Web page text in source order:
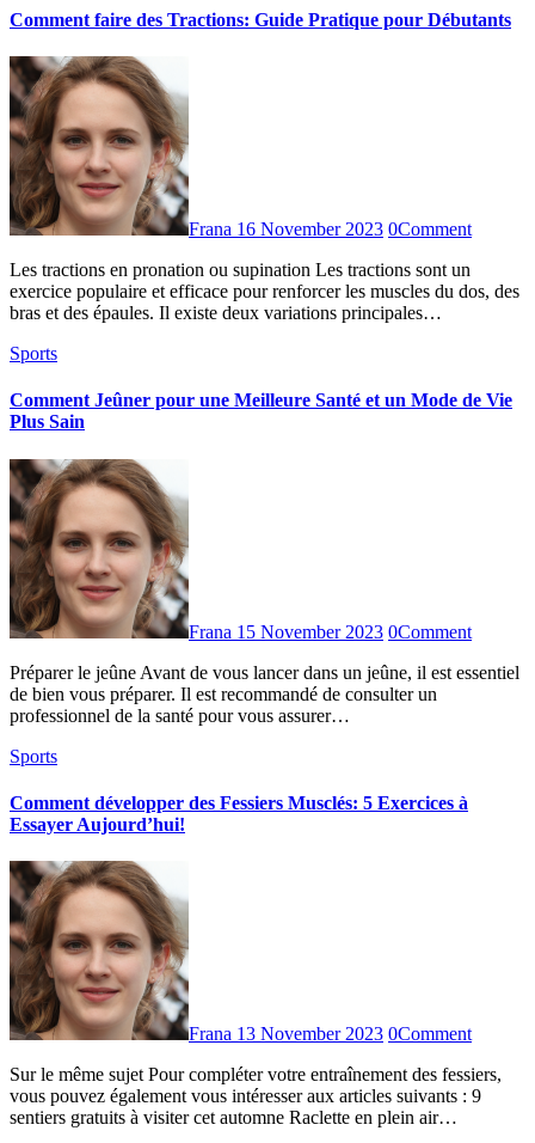
Comment faire des Tractions: Guide Pratique pour Débutants
Frana 16 November 2023 0Comment
Les tractions en pronation ou supination Les tractions sont un
exercice populaire et efficace pour renforcer les muscles du dos, des
bras et des épaules. Il existe deux variations principales…
Sports
Comment Jeûner pour une Meilleure Santé et un Mode de Vie
Plus Sain
Frana 15 November 2023 0Comment
Préparer le jeûne Avant de vous lancer dans un jeûne, il est essentiel
de bien vous préparer. Il est recommandé de consulter un
professionnel de la santé pour vous assurer…
Sports
Comment développer des Fessiers Musclés: 5 Exercices à
Essayer Aujourd’hui!
Frana 13 November 2023 0Comment
Sur le même sujet Pour compléter votre entraînement des fessiers,
vous pouvez également vous intéresser aux articles suivants : 9
sentiers gratuits à visiter cet automne Raclette en plein air…